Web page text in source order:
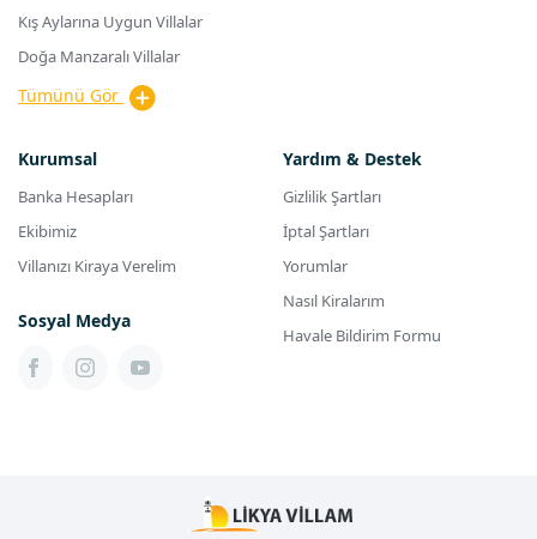
Kış Aylarına Uygun Villalar
Doğa Manzaralı Villalar
Tümünü Gör
Kurumsal
Banka Hesapları
Ekibimiz
Villanızı Kiraya Verelim
Sosyal Medya
Yardım & Destek
Gizlilik Şartları
İptal Şartları
Yorumlar
Nasıl Kiralarım
Havale Bildirim Formu